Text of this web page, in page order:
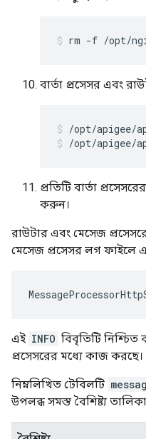
rm -f /opt/
বার্তা প্রসেসর এবং
/opt/apigee/
প্রতিটি বার্তা
করুন।
রাউটার এবং মেসেজ
মেসেজ প্রসেসর লগ ফাইলে
এই INFO বিবৃতিটি
প্রসেসরের মধ্যে কাজ করছে।
নিম্নলিখিত টেবিলটি
উপলব্ধ সমস্ত বৈশিষ্ট্য